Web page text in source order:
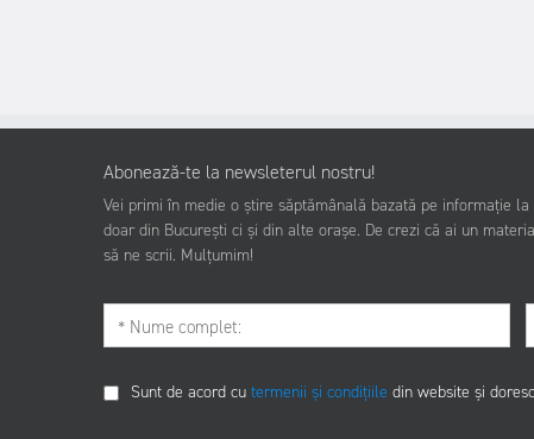
Abonează-te la newsleterul nostru!
Vei primi în medie o știre săptămânală bazată pe informație
doar din București ci și din alte orașe. De crezi că ai un
să ne scrii. Mulțumim!
Sunt de acord cu termenii și condițiile din website și